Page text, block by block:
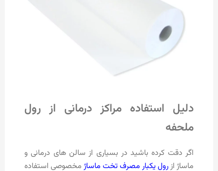
دلیل استفاده مراکز درمانی از رول
ملحفه
اگر دقت کرده باشید در بسیاری از سالن های درمانی و
ماساژ ازرول یکبار مصرف تخت ماساژ مخصوصی استفاده